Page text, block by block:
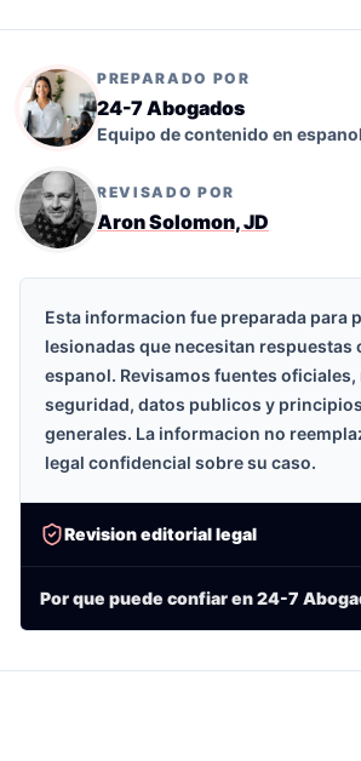
PREPARADO POR
24-7 Abogados
Equipo de contenido en espanol
REVISADO POR
Aron Solomon, JD
Esta informacion fue preparada para
lesionadas que necesitan respuestas
espanol. Revisamos fuentes oficiales,
seguridad, datos publicos y
generales. La informacion no
legal confidencial sobre su caso.
Revision editorial legal
Por que puede confiar en 24-7